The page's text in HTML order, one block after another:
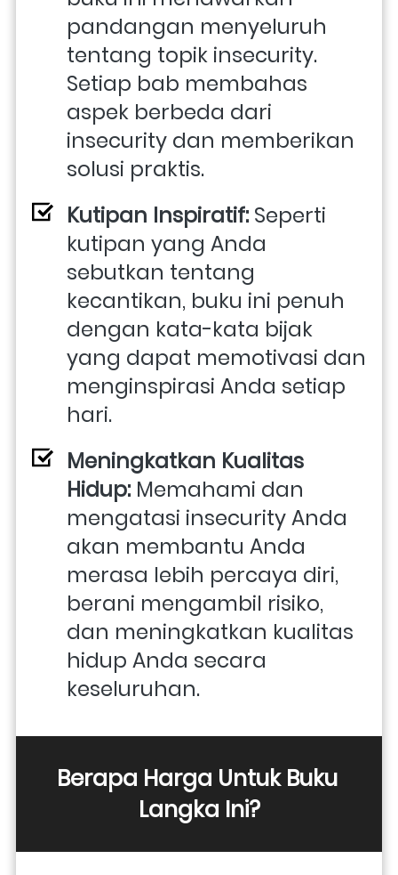
pandangan menyeluruh
tentang topik insecurity.
Setiap bab membahas
aspek berbeda dari
insecurity dan memberikan
solusi praktis.
Kutipan Inspiratif: Seperti
kutipan yang Anda
sebutkan tentang
kecantikan, buku ini penuh
dengan kata-kata bijak
yang dapat memotivasi dan
menginspirasi Anda setiap
hari.
Meningkatkan Kualitas
Hidup: Memahami dan
mengatasi insecurity Anda
akan membantu Anda
merasa lebih percaya diri,
berani mengambil risiko,
dan meningkatkan kualitas
hidup Anda secara
keseluruhan.
Berapa Harga Untuk Buku
Langka Ini?